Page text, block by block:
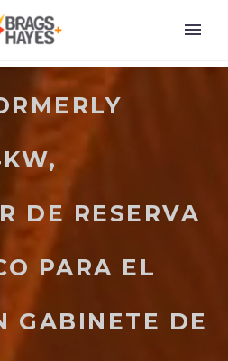
DE RESERVA
PARA EL
GABINETE DE